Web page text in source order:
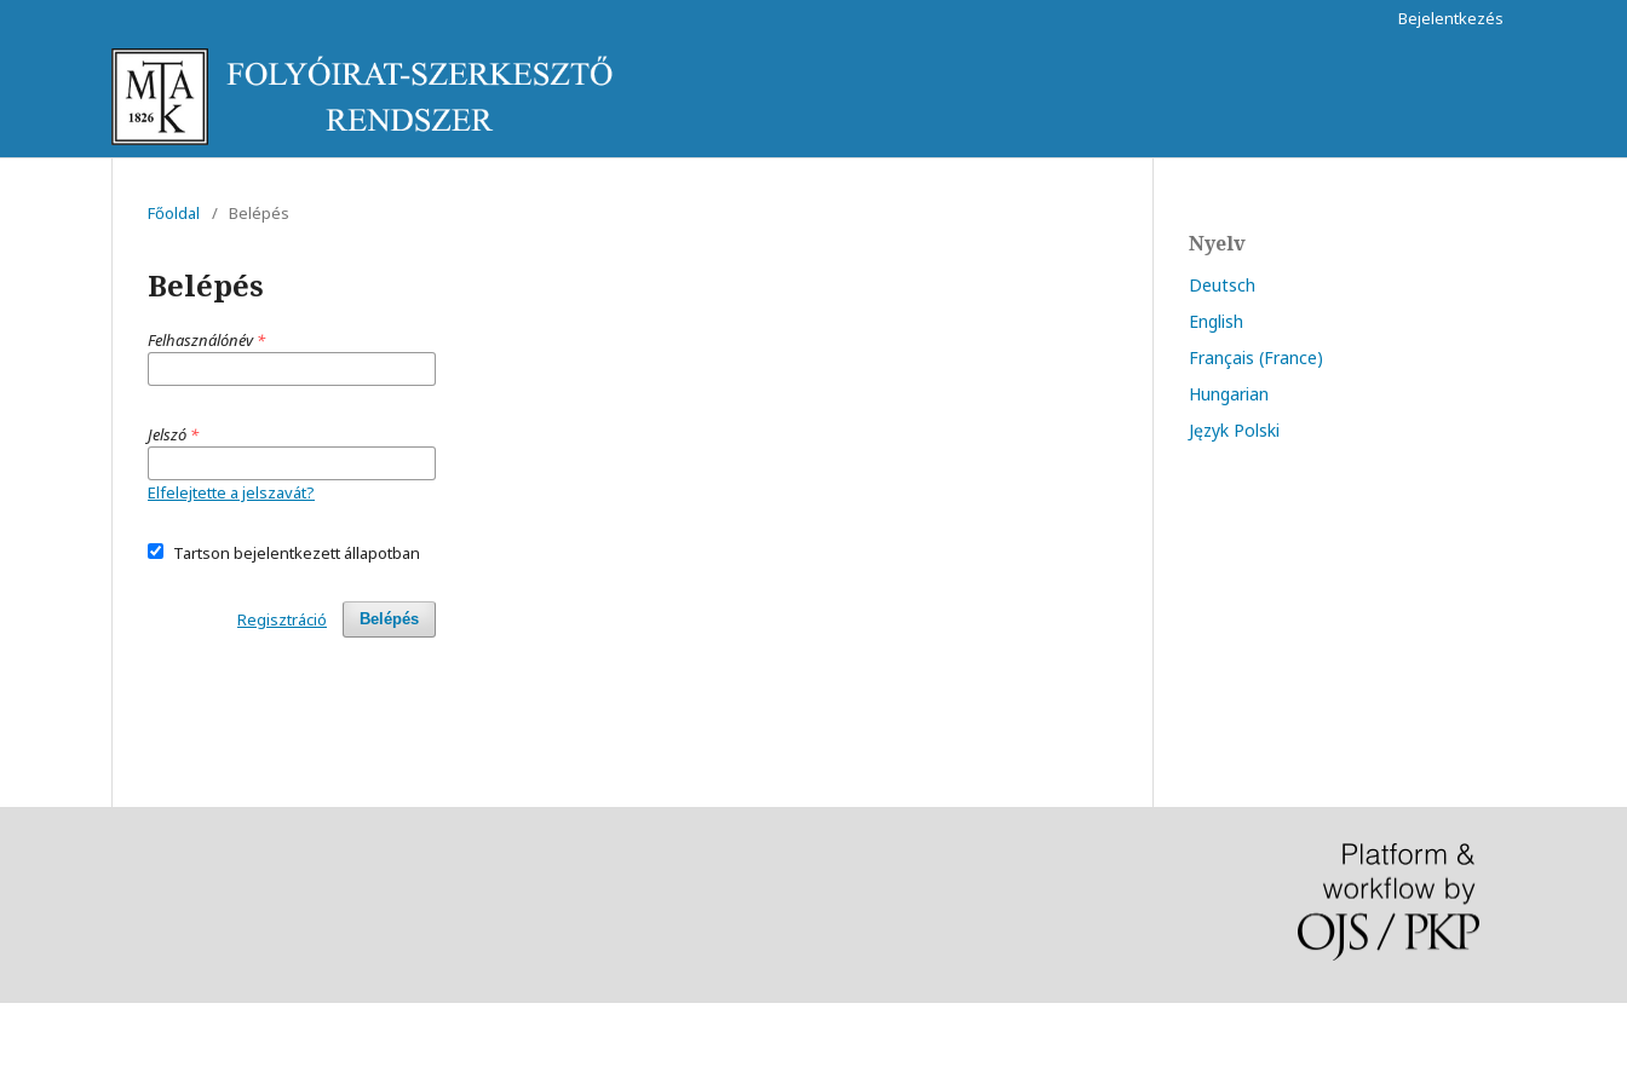
Bejelentkezés
Főoldal / Belépés
Belépés
Felhasználónév*
Jelszó *
Elfelejtette a jelszavát?
Tartson bejelentkezett állapotban
Belépés
Regisztráció
Nyelv
Deutsch
English
Français (France)
Hungarian
Język Polski